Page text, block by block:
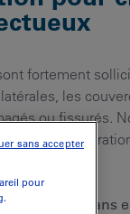
fortement
les
ou fissurés.
la
votre offre sans
pour
sans accepter